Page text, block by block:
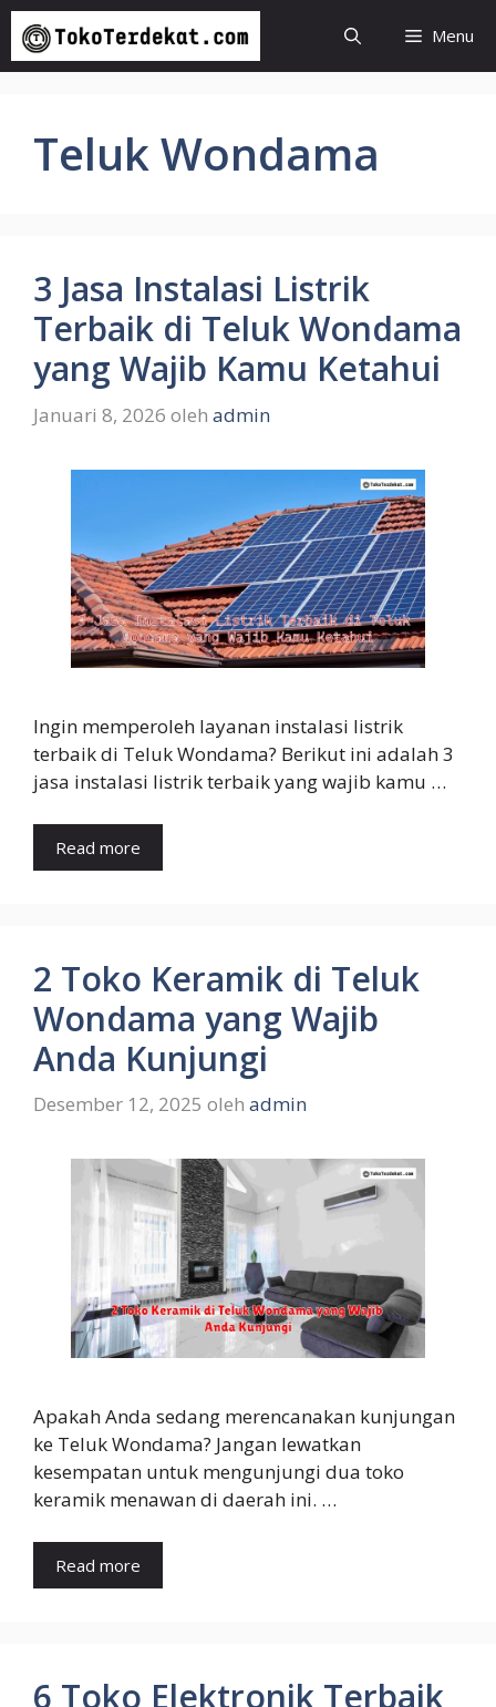
Langsung
isi
Menu
Teluk Wondama
3 Jasa Instalasi Listrik
Terbaik di Teluk Wondama
yang Wajib Kamu Ketahui
Januari 8, 2026 oleh admin
Ingin memperoleh layanan instalasi listrik
terbaik di Teluk Wondama? Berikut ini adalah 3
jasa instalasi listrik terbaik yang wajib kamu …
Read more
2 Toko Keramik di Teluk
Wondama yang Wajib
Anda Kunjungi
Desember 12, 2025 oleh admin
Apakah Anda sedang merencanakan kunjungan
ke Teluk Wondama? Jangan lewatkan
kesempatan untuk mengunjungi dua toko
keramik menawan di daerah ini. …
Read more
6 Toko Elektronik Terbaik